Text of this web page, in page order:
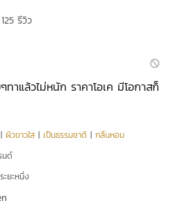
รีวิว
าแล้วไม่หนัก ราคาโอเค มีโอกาสก็
|ผิวขาวใส |เป็นธรรมชาติ |กลิ่นหอม
นด์
ะยะหนึ่ง